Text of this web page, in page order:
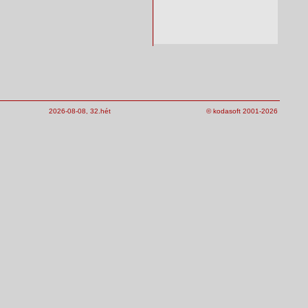
2026-08-08, 32.hét © kodasoft 2001-2026